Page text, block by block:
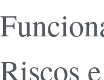
Riscos